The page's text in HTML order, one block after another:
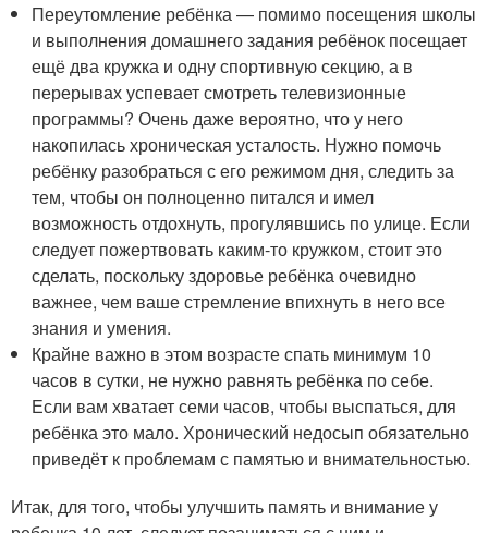
Переутомление ребёнка — помимо посещения школы
и выполнения домашнего задания ребёнок посещает
ещё два кружка и одну спортивную секцию, а в
перерывах успевает смотреть телевизионные
программы? Очень даже вероятно, что у него
накопилась хроническая усталость. Нужно помочь
ребёнку разобраться с его режимом дня, следить за
тем, чтобы он полноценно питался и имел
возможность отдохнуть, прогулявшись по улице. Если
следует пожертвовать каким-то кружком, стоит это
сделать, поскольку здоровье ребёнка очевидно
важнее, чем ваше стремление впихнуть в него все
знания и умения.
Крайне важно в этом возрасте спать минимум 10
часов в сутки, не нужно равнять ребёнка по себе.
Если вам хватает семи часов, чтобы выспаться, для
ребёнка это мало. Хронический недосып обязательно
приведёт к проблемам с памятью и внимательностью.
Итак, для того, чтобы улучшить память и внимание у